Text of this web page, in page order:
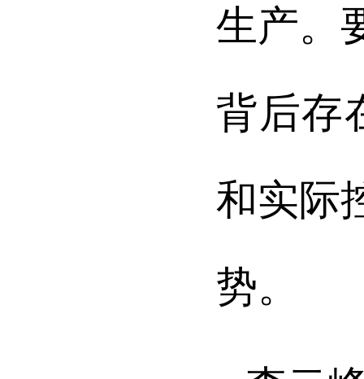
生产。
背后存
和实际
势。